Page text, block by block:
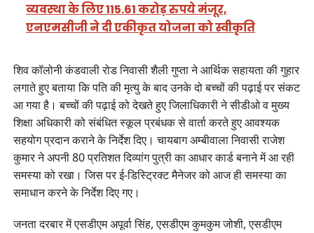
व्यवस्था के लिए 115.61 करोड़ रुपये मंजूर,
एनएमसीजी ने दी एकीकृत योजना को स्वीकृति
शिव कॉलोनी कंडवाली रोड निवासी शैली गुप्ता ने आर्थिक सहायता की गुहार
लगाते हुए बताया कि पति की मृत्यु के बाद उनके दो बच्चों की पढ़ाई पर संकट
आ गया है। बच्चों की पढ़ाई को देखते हुए जिलाधिकारी ने सीडीओ व मुख्य
शिक्षा अधिकारी को संबंधित स्कूल प्रबंधक से वार्ता करते हुए आवश्यक
सहयोग प्रदान कराने के निर्देश दिए। चायबाग अम्बीवाला निवासी राजेश
कुमार ने अपनी 80 प्रतिशत दिव्यांग पुत्री का आधार कार्ड बनाने में आ रही
समस्या को रखा। जिस पर ई-डिस्ट्रिक्ट मैनेजर को आज ही समस्या का
समाधान करने के निर्देश दिए गए।
जनता दरबार में एसडीएम अपूर्वा सिंह, एसडीएम कुमकुम जोशी, एसडीएम